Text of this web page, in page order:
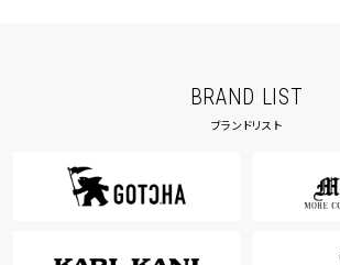
BRAND LIST
ブランドリスト